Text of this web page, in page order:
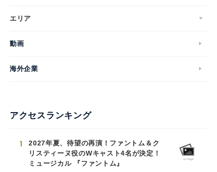
エリア
動画
海外企業
アクセスランキング
1
2027年夏、待望の再演！ファントム＆ク
リスティーヌ役のWキャスト4名が決定！
ミュージカル 『ファントム』